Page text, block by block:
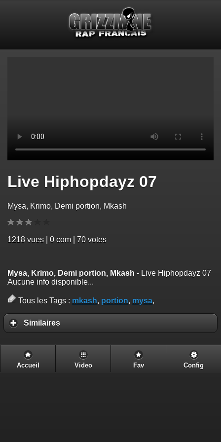
Live Hiphopdayz 07
Mysa, Krimo, Demi portion, Mkash
1218 vues | 0 com | 70 votes
Mysa, Krimo, Demi portion, Mkash - Live Hiphopdayz 07
Aucune info disponible...
Tous les Tags : mkash, portion, mysa,
Similaires
Accueil Video Fav Config